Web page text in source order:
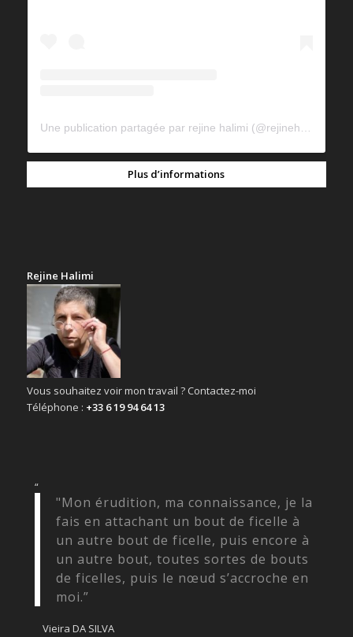
Plus d’informations
Rejine Halimi
Vous souhaitez voir mon travail ? Contactez-moi
Téléphone : +33 6 19 94 64 13
“
"Mon érudition, ma connaissance, je la
fais en attachant un bout de ficelle à
un autre bout de ficelle, puis encore à
un autre bout, toutes sortes de bouts
de ficelles, puis le nœud s’accroche en
moi.”
Vieira DA SILVA